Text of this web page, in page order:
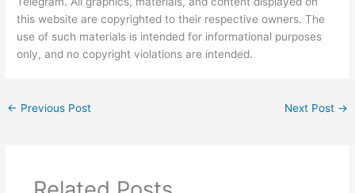
this website are copyrighted to their respective owners. The
use of such materials is intended for informational purposes
only, and no copyright violations are intended.
← Previous Post Next Post →